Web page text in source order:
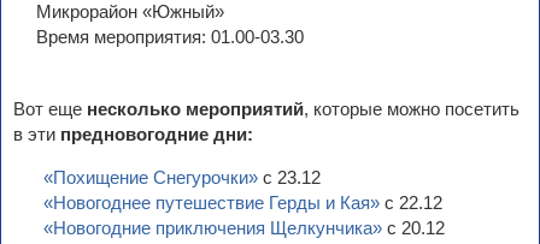
Микрорайон «Южный»
Время мероприятия: 01.00-03.30
Вот еще несколько мероприятий, которые можно посетить
в эти предновогодние дни:
«Похищение Снегурочки» с 23.12
«Новогоднее путешествие Герды и Кая» с 22.12
«Новогодние приключения Щелкунчика» с 20.12